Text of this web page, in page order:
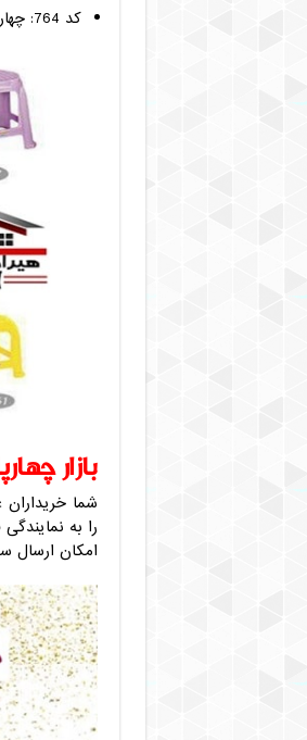
کد 764: چهارپایه حصیربافت پایه فلزی بلند، 3 عدد در بسته
بازار
شما خریداران
را به
امکان ارسال